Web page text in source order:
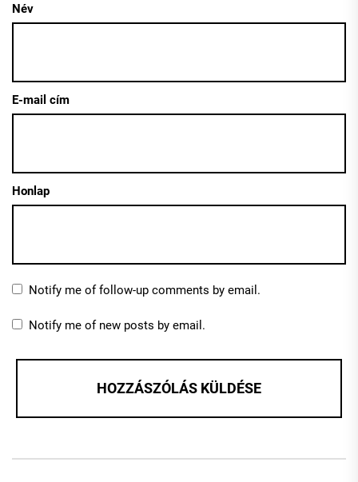
Név
E-mail cím
Honlap
Notify me of follow-up comments by email.
Notify me of new posts by email.